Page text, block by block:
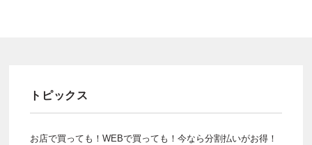
トピックス
お店で買っても！WEBで買っても！今なら分割払いがお得！